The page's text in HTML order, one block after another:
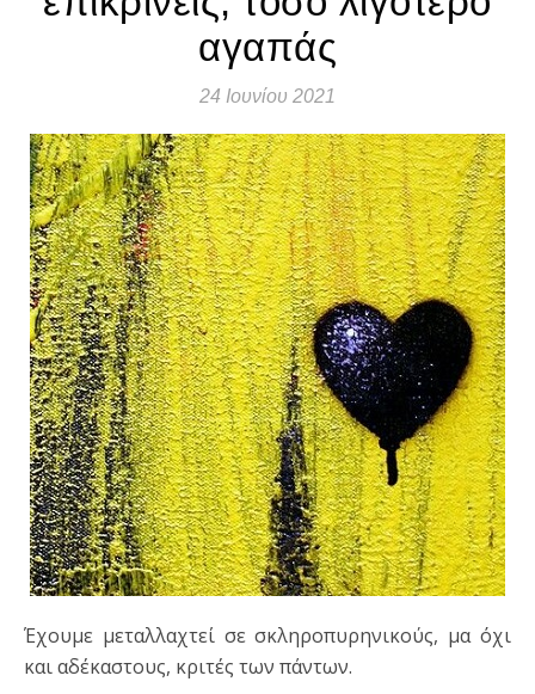
αγαπάς
24 Ιουνίου 2021
Έχουμε μεταλλαχτεί σε σκληροπυρηνικούς, μα όχι
και αδέκαστους, κριτές των πάντων.